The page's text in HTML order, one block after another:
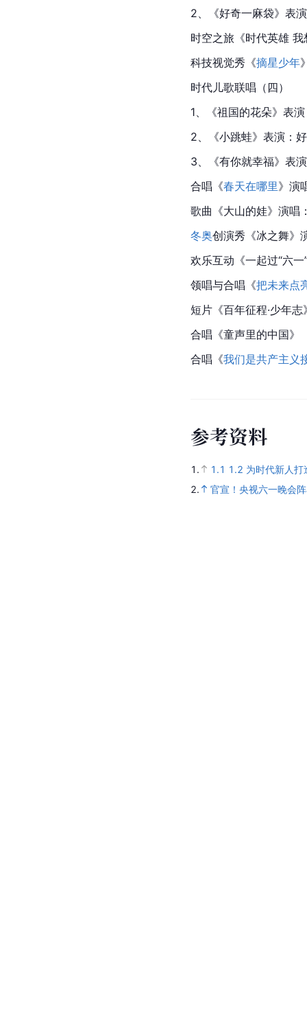
2、《好奇一麻袋》表
时空之旅 《时代英雄
科技视觉秀《摘星少年
时代儿歌联唱（四）
1、《祖国的花朵》表
2、《小跳蛙》表演：
3、《有你就幸福》表
合唱《春天在哪里》演
歌曲《大山的娃》演唱
冬奥创演秀《冰之舞》
欢乐互动《一起过“六一
领唱与合唱《把未来点
短片《百年征程·少年
合唱《童声里的中国》
合唱《我们是共产主义
参考资料
1. 1.1 1.2 为时代新人打
2.
官宣！央视六一晚会